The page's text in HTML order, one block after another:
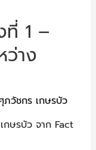
ที่ 1 –
ว่าง
ภวัชกร เกษรบัว
กษรบัว จาก Fact